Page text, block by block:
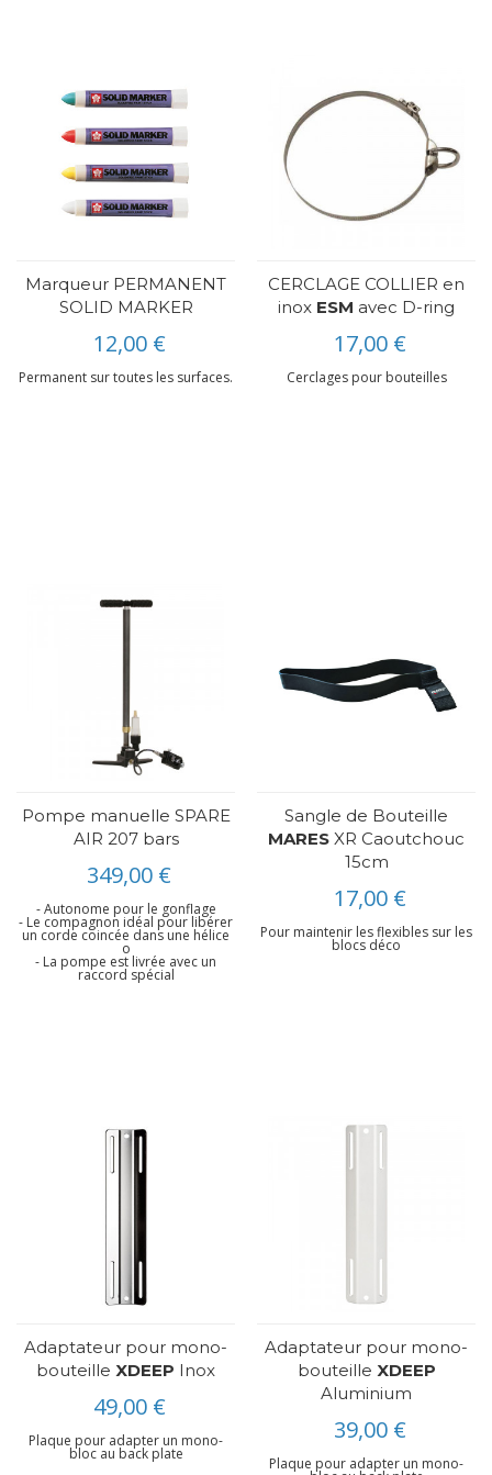
Marqueur PERMANENT
SOLID MARKER
12,00 €
Permanent sur toutes les surfaces.
CERCLAGE COLLIER en
inox ESM avec D-ring
17,00 €
Cerclages pour bouteilles
Pompe manuelle SPARE
AIR 207 bars
349,00 €
- Autonome pour le gonflage
- Le compagnon idéal pour libérer
un corde coincée dans une hélice
o
- La pompe est livrée avec un
raccord spécial
Sangle de Bouteille
MARES XR Caoutchouc
15cm
17,00 €
Pour maintenir les flexibles sur les
blocs déco
Adaptateur pour mono-
bouteille XDEEP Inox
49,00 €
Plaque pour adapter un mono-
bloc au back plate
Adaptateur pour mono-
bouteille XDEEP
Aluminium
39,00 €
Plaque pour adapter un mono-